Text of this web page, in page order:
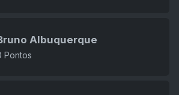
Albuquerque
Pontos